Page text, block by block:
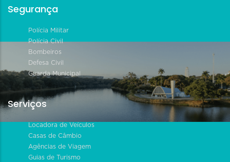
Segurança
Polícia Militar
Polícia Civil
Bombeiros
Defesa Civil
Guarda Municipal
Serviços
Locadora de Veículos
Casas de Câmbio
Agências de Viagem
Guias de Turismo